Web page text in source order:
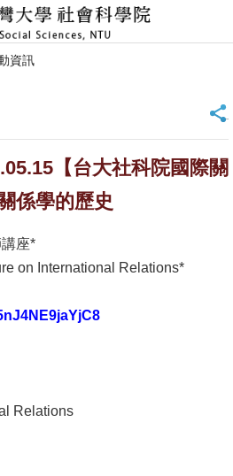
資訊
_
【台大社科院國際關
係學的歷史
座*
on International Relations*
Relations